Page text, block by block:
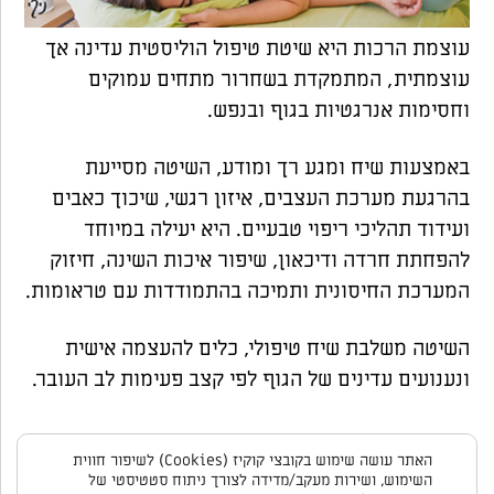
עוצמת הרכות היא שיטת טיפול הוליסטית עדינה אך
עוצמתית, המתמקדת בשחרור מתחים עמוקים
וחסימות אנרגטיות בגוף ובנפש.
באמצעות שיח ומגע רך ומודע, השיטה מסייעת
בהרגעת מערכת העצבים, איזון רגשי, שיכוך כאבים
ועידוד תהליכי ריפוי טבעיים. היא יעילה במיוחד
להפחתת חרדה ודיכאון, שיפור איכות השינה, חיזוק
המערכת החיסונית ותמיכה בהתמודדות עם טראומות.
השיטה משלבת שיח טיפולי, כלים להעצמה אישית
ונענועים עדינים של הגוף לפי קצב פעימות לב העובר.
האתר עושה שימוש בקובצי קוקיז (Cookies) לשיפור חווית
השימוש, ושירות מעקב/מדידה לצורך ניתוח סטטיסטי של